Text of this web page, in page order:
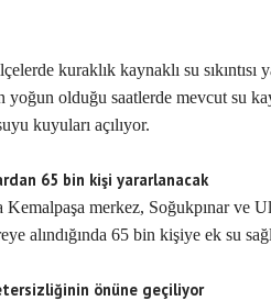
kuraklık kaynaklı su sıkıntısı
yoğun olduğu saatlerde mevcut su
kuyuları açılıyor.
65 bin kişi yararlanacak
Kemalpaşa merkez, Soğukpınar ve
alındığında 65 bin kişiye ek su
önüne geçiliyor